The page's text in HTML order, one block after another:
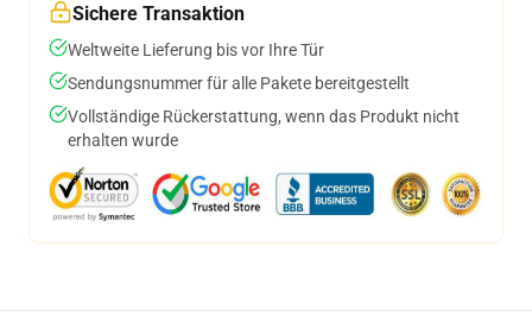
Sichere Transaktion
Weltweite Lieferung bis vor Ihre Tür
Sendungsnummer für alle Pakete bereitgestellt
Vollständige Rückerstattung, wenn das Produkt nicht
erhalten wurde